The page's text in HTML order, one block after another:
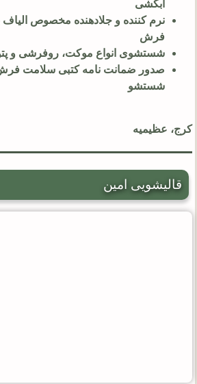
آبکشی
نرم‌ کننده و جلادهنده مخصوص
فرش
شستشوی انواع موکت، روفرشی و پتو
صدور ضمانت‌ نامه کتبی سلامت فرش
شستشو
کرج، عظیمیه
قالیشویی امین